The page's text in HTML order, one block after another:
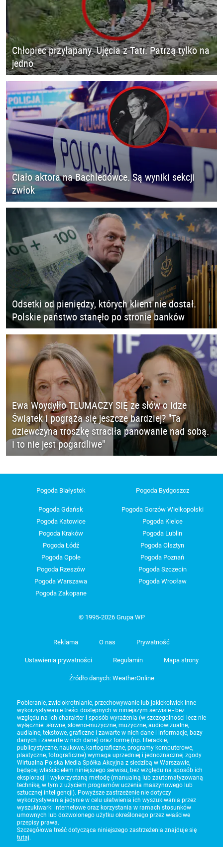
Chłopiec przyłapany. Ujęcia z Tatr. Patrzą tylko na
jedno
Ciało aktora na Bachledówce. Są wyniki sekcji
zwłok
Odsetki od pieniędzy, których klient nie dostał.
Polskie państwo stanęło po stronie banków
Ewa Woydyłło TŁUMACZY SIĘ ze słów o Idze
Świątek i pogrąża się jeszcze bardziej? "Ta
dziewczyna troszkę straciła panowanie nad sobą.
I to nie jest pogardliwe"
Pogoda Białystok Pogoda Bydgoszcz
Pogoda Gdańsk
Pogoda Gorzów Wielkopolski
Pogoda Katowice
Pogoda Kielce
Pogoda Kraków
Pogoda Lublin
Pogoda Łódź
Pogoda Olsztyn
Pogoda Opole
Pogoda Poznań
Pogoda Rzeszów
Pogoda Szczecin
Pogoda Warszawa
Pogoda Wrocław
Pogoda Zakopane
© 1995-2026 Grupa WP
Reklama O nas Prywatność
Ustawienia prywatności Regulamin Mapa strony
Źródło danych: WeatherOnline
Pobieranie, zwielokrotnianie, przechowywanie lub jakiekolwiek inne
wykorzystywanie treści dostępnych w niniejszym serwisie - bez
względu na ich charakter i sposób wyrażenia (w szczególności lecz nie
wyłącznie: słowne, słowno-muzyczne, muzyczne, audiowizualne,
audialne, tekstowe, graficzne i zawarte w nich dane i informacje, bazy
danych i zawarte w nich dane) oraz formę (np. literackie,
publicystyczne, naukowe, kartograficzne, programy komputerowe,
plastyczne, fotograficzne) wymaga uprzedniej i jednoznacznej zgody
Wirtualna Polska Media Spółka Akcyjna z siedzibą w Warszawie,
będącej właścicielem niniejszego serwisu, bez względu na sposób ich
eksploracji i wykorzystaną metodę (manualną lub zautomatyzowaną
technikę, w tym z użyciem programów uczenia maszynowego lub
sztucznej inteligencji). Powyższe zastrzeżenie nie dotyczy
wykorzystywania jedynie w celu ułatwienia ich wyszukiwania przez
wyszukiwarki internetowe oraz korzystania w ramach stosunków
umownych lub dozwolonego użytku określonego przez właściwe
przepisy prawa.
Szczegółowa treść dotycząca niniejszego zastrzeżenia znajduje się
tutaj.